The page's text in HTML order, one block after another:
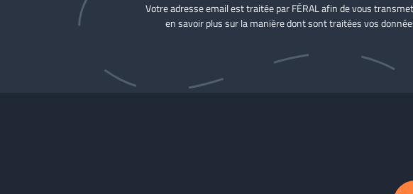
Votre adresse email est traitée par FÉRAL afin de vous
en savoir plus sur la manière dont sont traitées vos